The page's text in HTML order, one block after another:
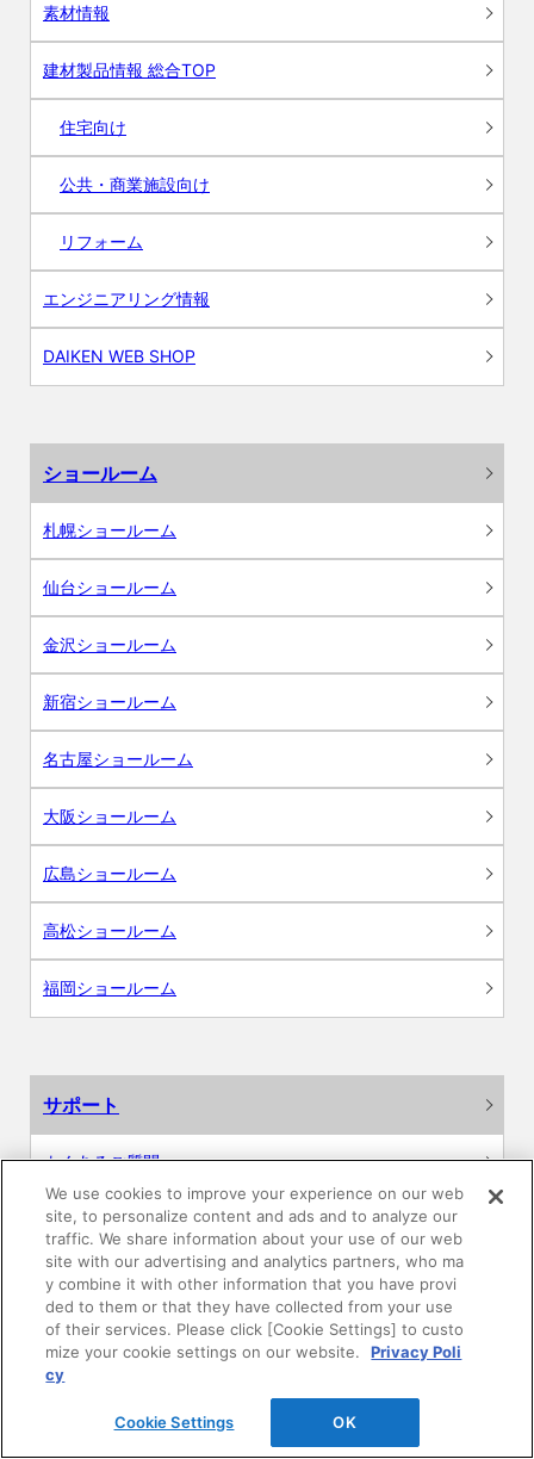
素材情報
建材製品情報 総合TOP
住宅向け
公共・商業施設向け
リフォーム
エンジニアリング情報
DAIKEN WEB SHOP
ショールーム
札幌ショールーム
仙台ショールーム
金沢ショールーム
新宿ショールーム
名古屋ショールーム
大阪ショールーム
広島ショールーム
高松ショールーム
福岡ショールーム
サポート
よくあるご質問
カタログ閲覧・資料請求
各種データダウンロード
WEB見積・各種シミュレーション
交換用部品の購入
We use cookies to improve your experience on our web
site, to personalize content and ads and to analyze our
traffic. We share information about your use of our web
site with our advertising and analytics partners, who ma
y combine it with other information that you have provi
ded to them or that they have collected from your use
of their services. Please click [Cookie Settings] to custo
mize your cookie settings on our website.
Privacy Poli
cy
Cookie Settings OK